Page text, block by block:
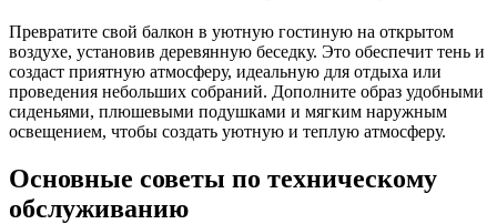
Превратите свой балкон в уютную гостиную на открытом
воздухе, установив деревянную беседку. Это обеспечит тень и
создаст приятную атмосферу, идеальную для отдыха или
проведения небольших собраний. Дополните образ удобными
сиденьями, плюшевыми подушками и мягким наружным
освещением, чтобы создать уютную и теплую атмосферу.
Основные советы по техническому
обслуживанию